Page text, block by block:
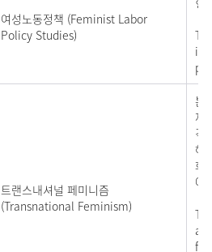
여성노동정책 (Feminist Labor
Policy Studies)
트랜스내셔널 페미니즘
(Transnational Feminism)
본
재
겪
해
화,
에